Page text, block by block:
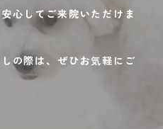
心してご来院いただけま
の際は、ぜひお気軽にご